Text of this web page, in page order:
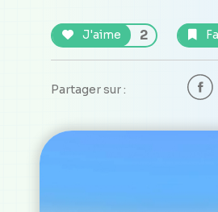
J'aime 2
Partager sur :